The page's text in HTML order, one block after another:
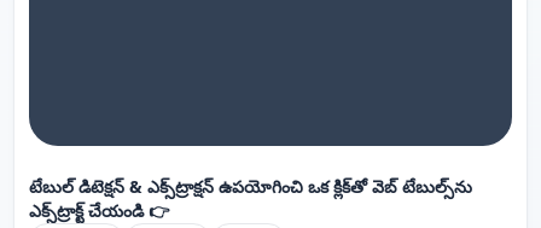
టేబుల్ డిటెక్షన్ & ఎక్స్‌ట్రాక్షన్ ఉపయోగించి ఒక క్లిక్‌తో వెబ్ టేబుల్స్‌ను
ఎక్స్‌ట్రాక్ట్ చేయండి 👉